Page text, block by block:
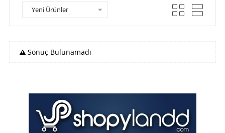
Yeni Ürünler
Sonuç Bulunamadı